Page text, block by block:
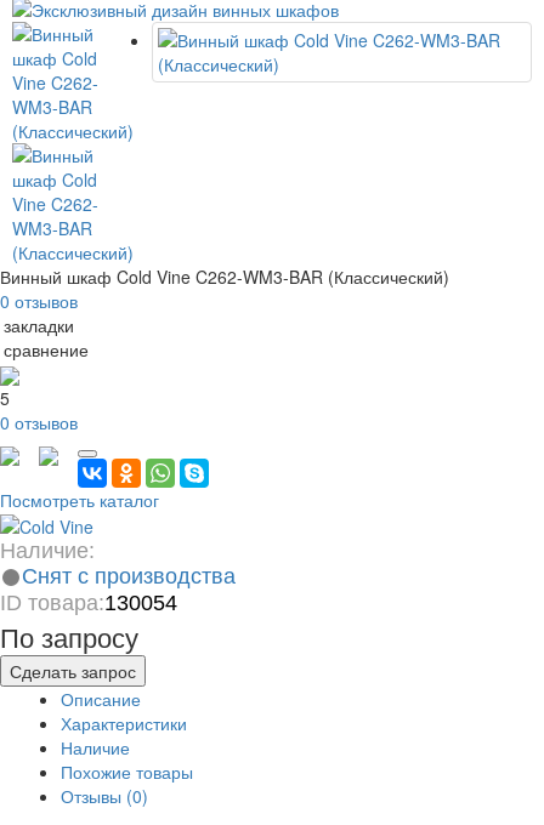
Винный шкаф Cold Vine C262-WM3-BAR (Классический)
0 отзывов
5
0 отзывов
Посмотреть каталог
Наличие:
Снят с производства
ID товара:130054
По запросу
Сделать запрос
Описание
Характеристики
Наличие
Похожие товары
Отзывы (0)